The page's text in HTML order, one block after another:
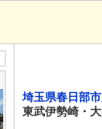
埼玉県春日部
東武伊勢崎・